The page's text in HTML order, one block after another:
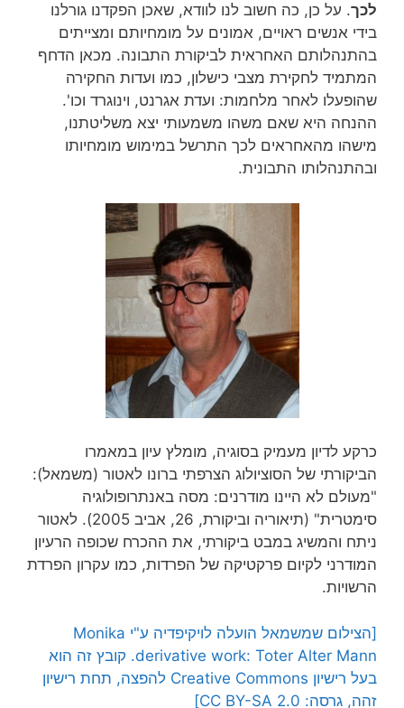
לכך. על כן, כה חשוב לנו לוודא, שאכן הפקדנו גורלנו
בידי אנשים ראויים, אמונים על מומחיותם ומצייתים
בהתנהלותם האחראית לביקורת התבונה. מכאן הדחף
המתמיד לחקירת מצבי כישלון, כמו ועדות החקירה
שהופעלו לאחר מלחמות: ועדת אגרנט, וינוגרד וכו'.
ההנחה היא שאם משהו משמעותי יצא משליטתנו,
מישהו מהאחראים לכך התרשל במימוש מומחיותו
ובהתנהלותו התבונית.
כרקע לדיון מעמיק בסוגיה, מומלץ עיון במאמרו
הביקורתי של הסוציולוג הצרפתי ברונו לאטור (משמאל):
"מעולם לא היינו מודרנים: מסה באנתרופולוגיה
סימטרית" (תיאוריה וביקורת, 26, אביב 2005). לאטור
ניתח והמשיג במבט ביקורתי, את ההכרח שכופה הרעיון
המודרני לקיום פרקטיקה של הפרדות, כמו עקרון הפרדת
הרשויות.
[הצילום שמשמאל הועלה לויקיפדיה ע"י Monika
derivative work: Toter Alter Mann. קובץ זה הוא
בעל רישיון Creative Commons להפצה, תחת רישיון
זהה, גרסה: CC BY-SA 2.0]